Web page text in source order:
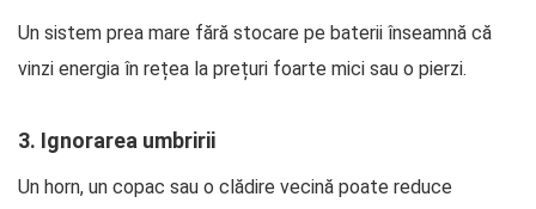
Un sistem prea mare fără stocare pe baterii înseamnă că
vinzi energia în rețea la prețuri foarte mici sau o pierzi.
3. Ignorarea umbririi
Un horn, un copac sau o clădire vecină poate reduce